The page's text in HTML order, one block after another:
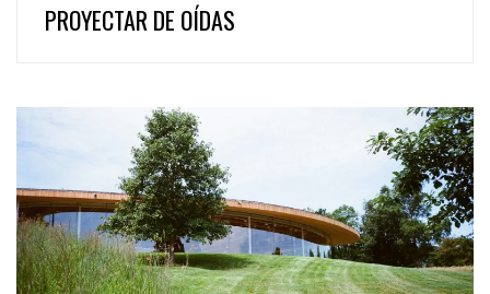
PROYECTAR DE OÍDAS